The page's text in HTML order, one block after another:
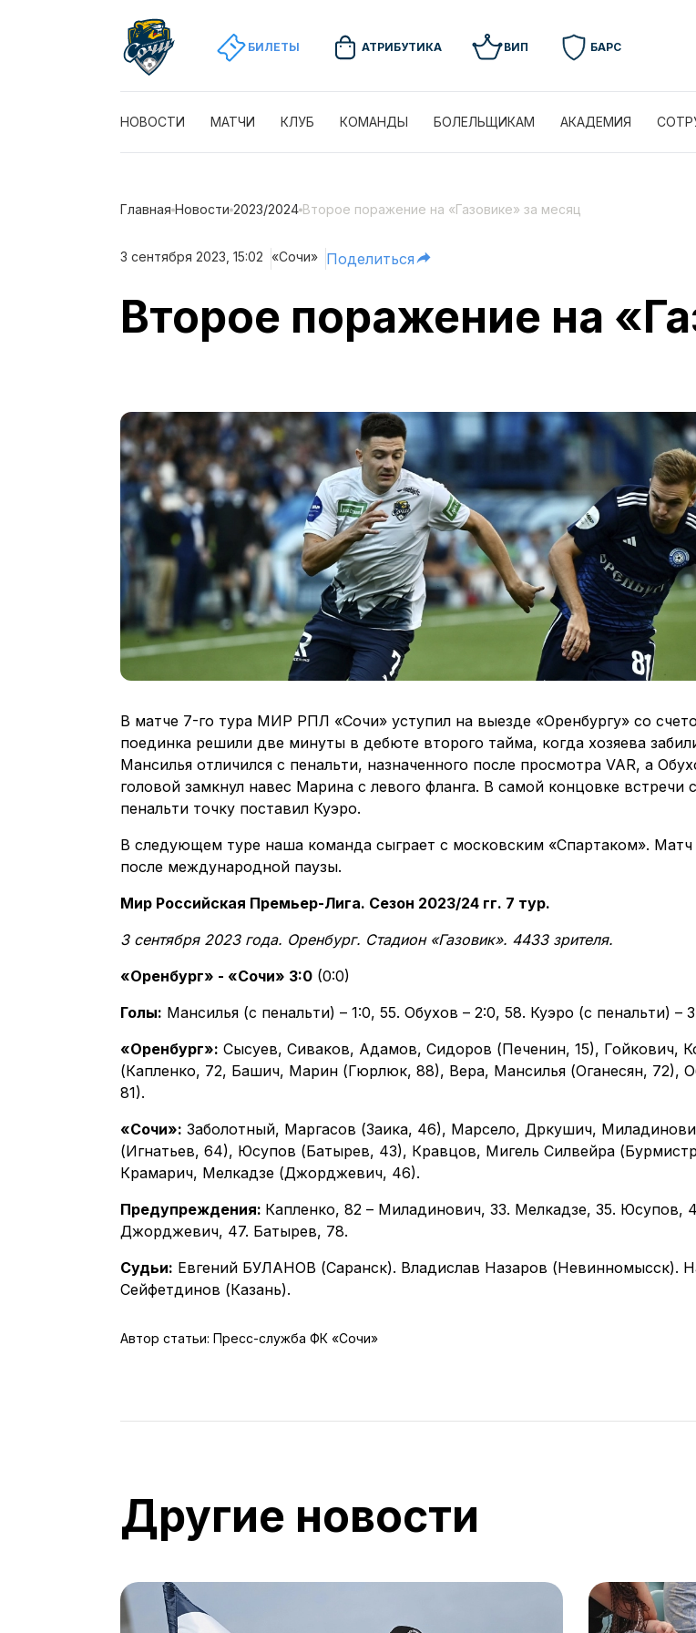
БИЛЕТЫ АТРИБУТИКА ВИП БАРС
НОВОСТИ МАТЧИ КЛУБ КОМАНДЫ БОЛЕЛЬЩИКАМ АКАДЕМИЯ
Главная Новости 2023/2024 Второе поражение на «Газовике» за месяц
3 сентября 2023, 15:02 «Сочи» Поделиться
Второе поражение на
В матче 7-го тура МИР РПЛ «Сочи» уступил на выезде «Оренбургу» со
поединка решили две минуты в дебюте второго тайма, когда хозяева
Мансилья отличился с пенальти, назначенного после просмотра VAR, а
головой замкнул навес Марина с левого фланга. В самой концовке встречи
пенальти точку поставил Куэро.
В следующем туре наша команда сыграет с московским «Спартаком». Матч
после международной паузы.
Мир Российская Премьер-Лига. Сезон 2023/24 гг. 7 тур.
3 сентября 2023 года. Оренбург. Стадион «Газовик». 4433 зрителя.
«Оренбург» - «Сочи» 3:0 (0:0)
Голы: Мансилья (с пенальти) – 1:0, 55. Обухов – 2:0, 58. Куэро (с пенальти) –
«Оренбург»: Сысуев, Сиваков, Адамов, Сидоров (Печенин, 15), Гойкович,
(Капленко, 72, Башич, Марин (Гюрлюк, 88), Вера, Мансилья (Оганесян, 72),
81).
«Сочи»: Заболотный, Маргасов (Заика, 46), Марсело, Дркушич,
(Игнатьев, 64), Юсупов (Батырев, 43), Кравцов, Мигель Силвейра
Крамарич, Мелкадзе (Джорджевич, 46).
Предупреждения: Капленко, 82 – Миладинович, 33. Мелкадзе, 35. Юсупов,
Джорджевич, 47. Батырев, 78.
Судьи: Евгений БУЛАНОВ (Саранск). Владислав Назаров (Невинномысск).
Сейфетдинов (Казань).
Автор статьи: Пресс-служба ФК «Сочи»
Другие новости